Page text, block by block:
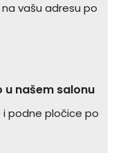
vašu adresu po
u našem salonu
podne pločice po